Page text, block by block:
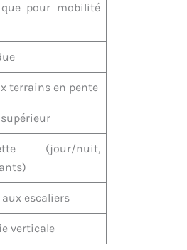
pour mobilité
terrains en pente
(jour/nuit,
escaliers
verticale